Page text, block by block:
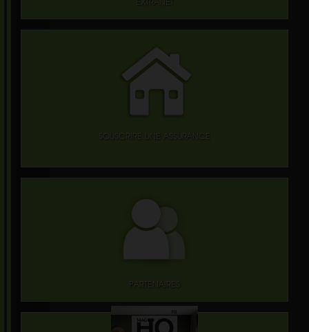
SOUSCRIRE UNE ASSURANCE
PARTENAIRES